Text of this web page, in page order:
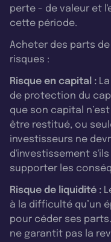
perte - de valeur et
cette période.
Acheter des parts
risques :
Risque en capital :
de protection du
que son capital
être restitué, ou
investisseurs ne
d'investissement
supporter les
Risque de liquidité :
à la difficulté qu’un
pour céder ses parts.
ne garantit pas la